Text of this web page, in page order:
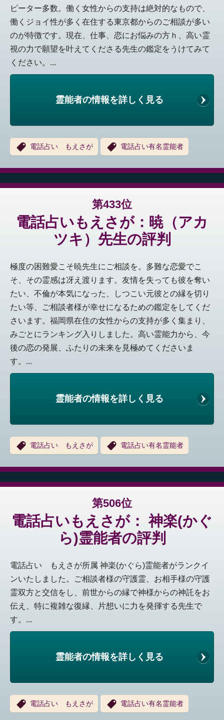
ピーター多数。働く女性からの支持は絶対的なもので、
働くジョイ性が多く在住する東京都からのご相談が多い
のが特徴です。現在、仕事、恋にお悩みの方ｈ、高い霊
視の力で願望を叶えてくださる先生の鑑定をうけてみて
ください。...
霊能者の情報を詳しく見る
電話占い もえさが 電話占い有名霊能者
第433位
電話占いもえさが：暁（アカ
ツキ）先生の評判
極度の困難愛こそ暁先生にご相談を。多難な恋愛でこ
そ、その霊感は冴え渡ります。友情を失っても彼を奪い
たい、不倫が本気になった、しつこい元彼との縁を切り
たい等、ご相談者様が幸せになるための鑑定をしてくだ
さいます。福岡県在住の女性からの支持が多く集まり、
みごとにランキング入りしました。高い霊能力から、今
後の恋の発展、ふたりの未来を見極めてくださいま
す。...
霊能者の情報を詳しく見る
電話占い もえさが 電話占い有名霊能者
第506位
電話占いもえさが： 神楽(かぐ
ら)霊能者の評判
電話占い もえさが所属 神楽(かぐら)霊能者がランクイ
ンいたしました。ご相談者様の守護霊、お相手様の守護
霊双方と交信をし、前世からの縁で神様からの神託をお
伝え、特に複雑な復縁、片想いに力を発揮する先生で
す。...
霊能者の情報を詳しく見る
電話占い もえさが 電話占い有名霊能者